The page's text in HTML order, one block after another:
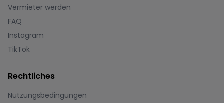
Vermieter werden
FAQ
Instagram
TikTok
Rechtliches
Nutzungsbedingungen